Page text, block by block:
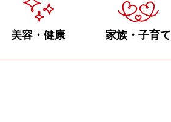
美容・健康 家族・子育て